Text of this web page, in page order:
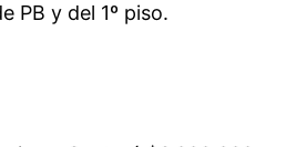
PB y del 1º piso.